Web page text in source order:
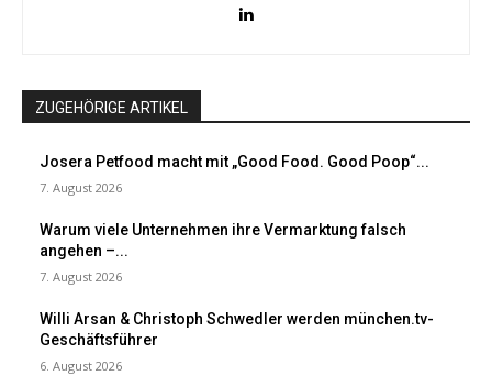
ZUGEHÖRIGE ARTIKEL
Josera Petfood macht mit „Good Food. Good Poop“...
7. August 2026
Warum viele Unternehmen ihre Vermarktung falsch
angehen –...
7. August 2026
Willi Arsan & Christoph Schwedler werden münchen.tv-
Geschäftsführer
6. August 2026